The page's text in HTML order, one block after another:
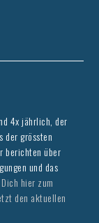
4x jährlich, der
der grössten
berichten über
und das
hier zum
den aktuellen